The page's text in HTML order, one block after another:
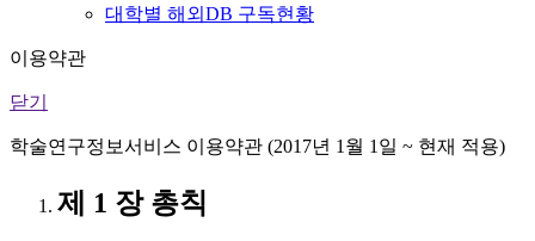
대학별 해외DB 구독현황
이용약관
닫기
학술연구정보서비스 이용약관 (2017년 1월 1일 ~ 현재 적용)
제 1 장 총칙